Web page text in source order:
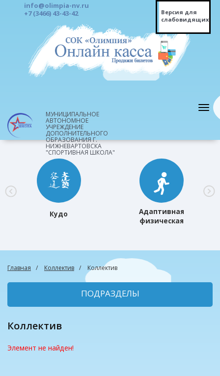
info@olimpia-nv.ru
+7 (3466) 43-43-42
Версия для
слабовидящих
МУНИЦИПАЛЬНОЕ
АВТОНОМНОЕ
УЧРЕЖДЕНИЕ
ДОПОЛНИТЕЛЬНОГО
ОБРАЗОВАНИЯ Г.
НИЖНЕВАРТОВСКА
"СПОРТИВНАЯ ШКОЛА"
Кудо
Адаптивная
физическая
Главная Коллектив Коллектив
ПОДРАЗДЕЛЫ
Коллектив
Элемент не найден!